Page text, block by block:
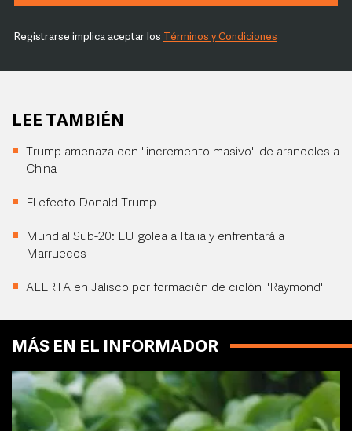
Registrarse implica aceptar los Términos y Condiciones
LEE TAMBIÉN
Trump amenaza con "incremento masivo" de aranceles a
China
El efecto Donald Trump
Mundial Sub-20: EU golea a Italia y enfrentará a
Marruecos
ALERTA en Jalisco por formación de ciclón "Raymond"
MÁS EN EL INFORMADOR